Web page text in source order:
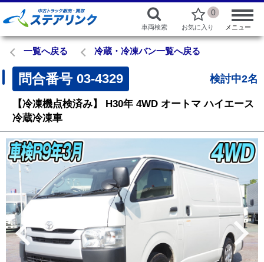
車両検索
0
お気に入り メニュー
一覧へ戻る 冷蔵・冷凍バン一覧へ戻る
問合番号 03-4329 検討中2名
【冷凍機点検済み】 H30年 4WD オートマ ハイエース
冷蔵冷凍車